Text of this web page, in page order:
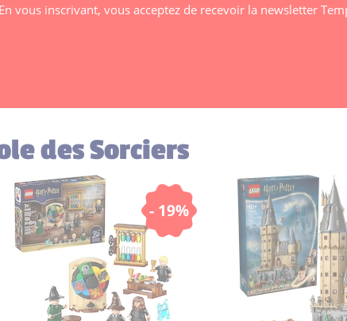
En vous inscrivant, vous acceptez de recevoir la newsletter
des Sorciers
- 19%